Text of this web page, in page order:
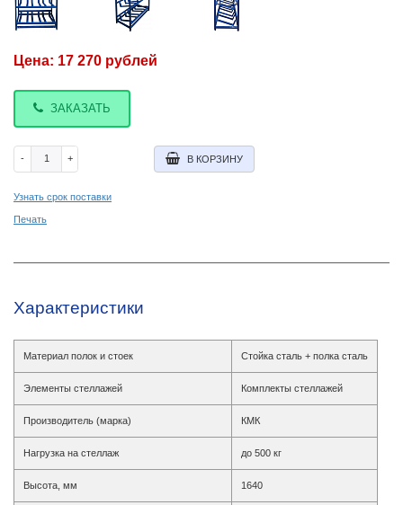
Цена: 17 270 рублей
ЗАКАЗАТЬ
- + В КОРЗИНУ
Узнать срок поставки
Печать
Характеристики
Материал полок и стоек Стойка сталь + полка сталь
Элементы стеллажей Комплекты стеллажей
Производитель (марка) КМК
Нагрузка на стеллаж до 500 кг
Высота, мм 1640